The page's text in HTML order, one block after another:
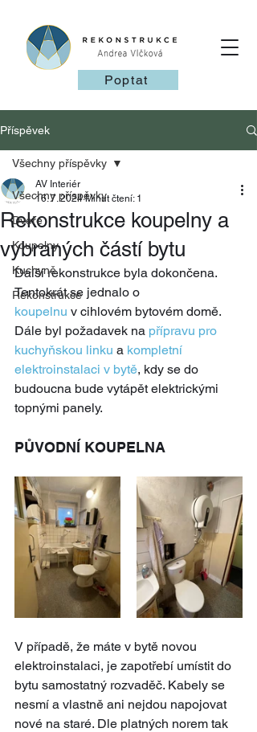
Poptat
Příspěvek
Všechny příspěvky
Dveře
Koupelny
Kuchyně
Rekonstrukce
Všechny příspěvky
Rekonstrukce koupelny a
vybraných částí bytu
AV Interiér
16. 7. 2024 Minut čtení: 1
Další rekonstrukce byla dokončena.
Tentokrát se jednalo o
koupelnu v cihlovém bytovém domě.
Dále byl požadavek na přípravu pro
kuchyňskou linku a kompletní
elektroinstalaci v bytě, kdy se do
budoucna bude vytápět elektrickými
topnými panely.
PŮVODNÍ KOUPELNA
V případě, že máte v bytě novou
elektroinstalaci, je zapotřebí umístit do
bytu samostatný rozvaděč. Kabely se
nesmí a vlastně ani nejdou napojovat
nové na staré. Dle platných norem tak